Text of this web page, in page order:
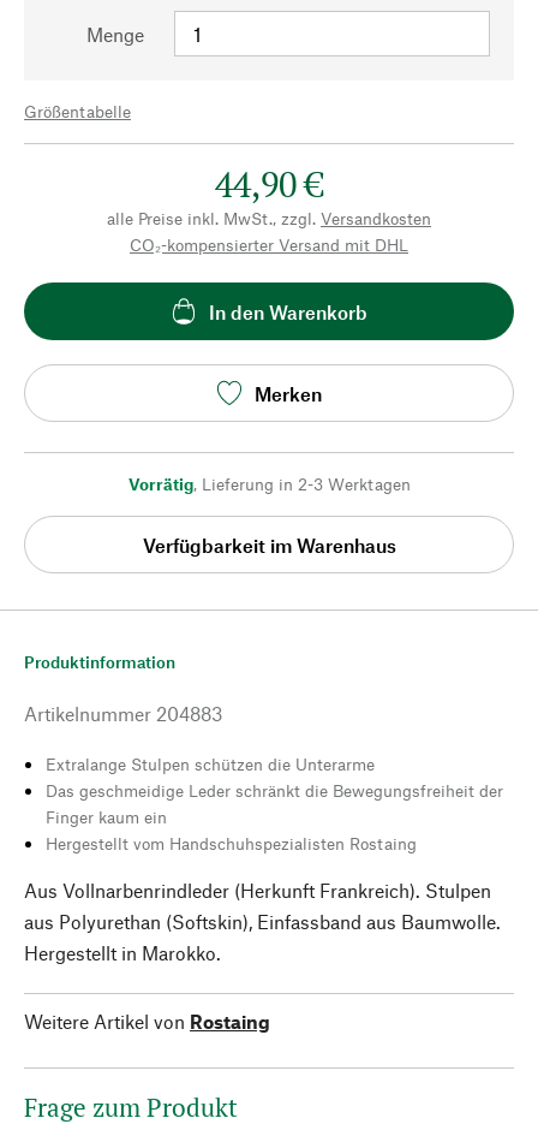
Menge
Größentabelle
44,90 €
alle Preise inkl. MwSt., zzgl. Versandkosten
CO₂-kompensierter Versand mit DHL
In den Warenkorb
Merken
Vorrätig, Lieferung in 2-3 Werktagen
Verfügbarkeit im Warenhaus
Produktinformation
Artikelnummer 204883
Extralange Stulpen schützen die Unterarme
Das geschmeidige Leder schränkt die Bewegungsfreiheit der
Finger kaum ein
Hergestellt vom Handschuhspezialisten Rostaing
Aus Vollnarbenrindleder (Herkunft Frankreich). Stulpen
aus Polyurethan (Softskin), Einfassband aus Baumwolle.
Hergestellt in Marokko.
Weitere Artikel von Rostaing
Frage zum Produkt